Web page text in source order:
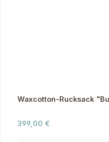
Waxcotton-Rucksack
Regulärer Preis:
399,00 €